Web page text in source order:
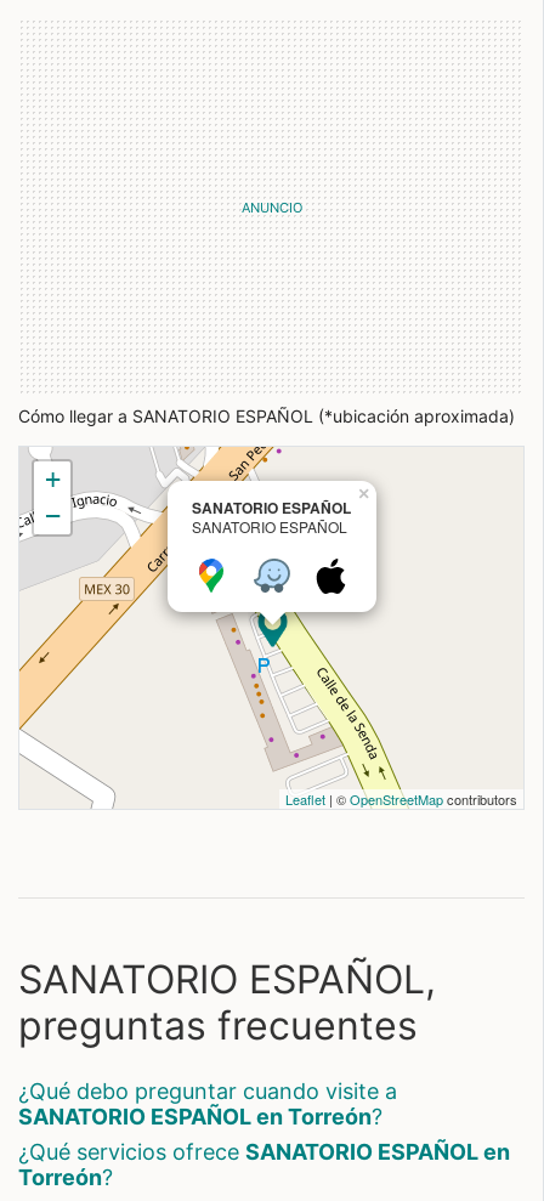
Cómo llegar a SANATORIO ESPAÑOL (*ubicación aproximada)
SANATORIO ESPAÑOL
SANATORIO ESPAÑOL
×
+
−
Leaflet | ©OpenStreetMapcontributors
SANATORIO ESPAÑOL,
preguntas frecuentes
¿Qué debo preguntar cuando visite a
SANATORIO ESPAÑOL en Torreón?
¿Qué servicios ofrece SANATORIO ESPAÑOL en
Torreón?